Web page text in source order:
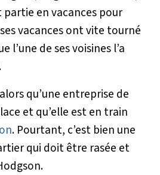
en vacances pour
vacances ont vite tourné
l’une de ses voisines l’a
qu’une entreprise de
et qu’elle est en train
. Pourtant, c’est bien une
qui doit être rasée et